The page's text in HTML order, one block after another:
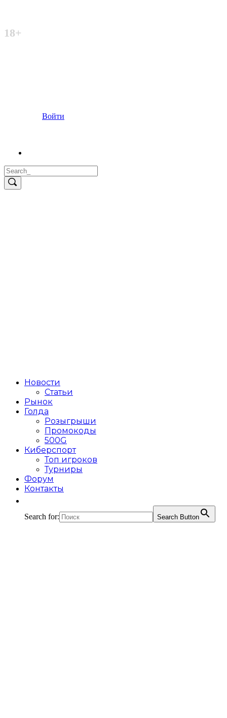
18+
Войти
Новости
Статьи
Рынок
Голда
Розыгрыши
Промокоды
500G
Киберспорт
Топ игроков
Турниры
Форум
Контакты
Search for: Search Button